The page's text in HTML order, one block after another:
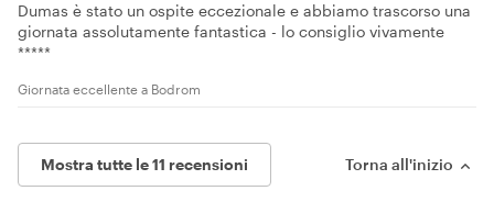
Dumas è stato un ospite eccezionale e abbiamo trascorso una
giornata assolutamente fantastica - lo consiglio vivamente
*****
Giornata eccellente a Bodrom
Mostra tutte le 11 recensioni Torna all'inizio